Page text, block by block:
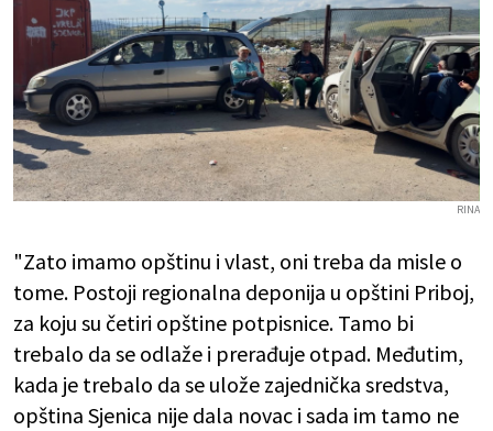
RINA
"Zato imamo opštinu i vlast, oni treba da misle o
tome. Postoji regionalna deponija u opštini Priboj,
za koju su četiri opštine potpisnice. Tamo bi
trebalo da se odlaže i prerađuje otpad. Međutim,
kada je trebalo da se ulože zajednička sredstva,
opština Sjenica nije dala novac i sada im tamo ne